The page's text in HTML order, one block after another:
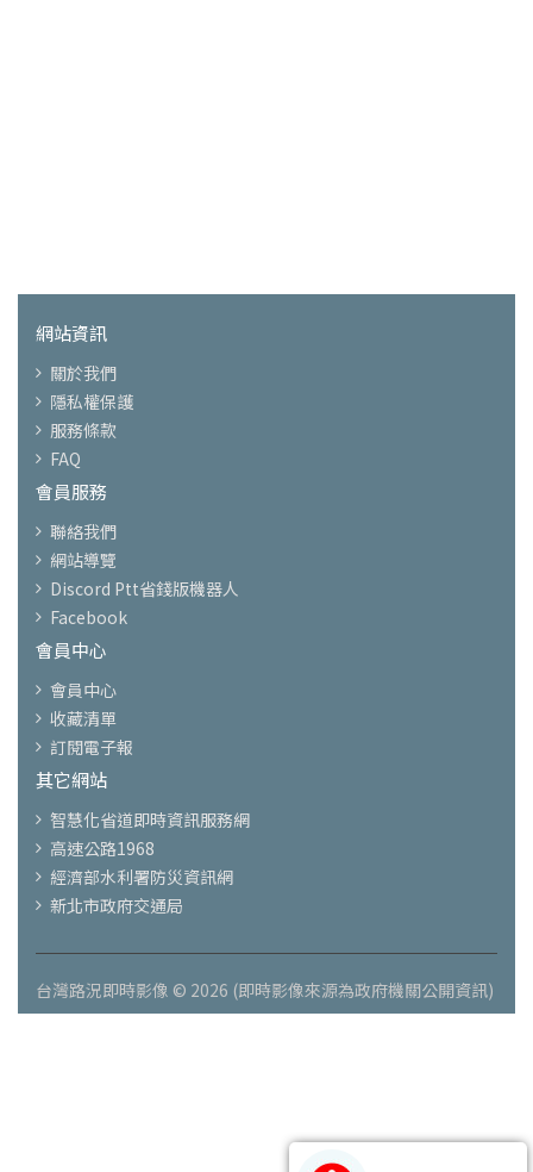
網站資訊
關於我們
隱私權保護
服務條款
FAQ
會員服務
聯絡我們
網站導覽
Discord Ptt省錢版機器人
Facebook
會員中心
會員中心
收藏清單
訂閱電子報
其它網站
智慧化省道即時資訊服務網
高速公路1968
經濟部水利署防災資訊網
新北市政府交通局
台灣路況即時影像 © 2026 (即時影像來源為政府機關公開資訊)